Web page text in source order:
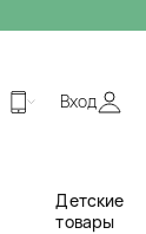
Вход
Детские
товары